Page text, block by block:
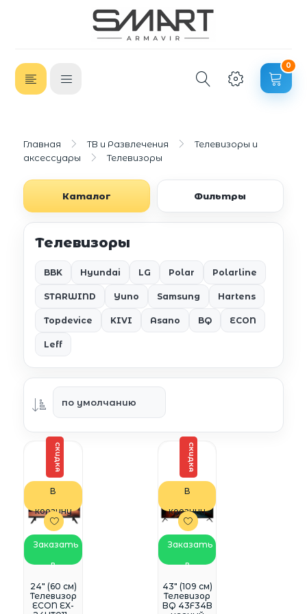
0
Главная ТВ и Развлечения
Телевизоры и
аксессуары
Телевизоры
Каталог Фильтры
Телевизоры
BBK Hyundai LG Polar Polarline
STARWIND Yuno Samsung Hartens
Topdevice KIVI Asano BQ ECON
Leff
СКИДКА
В
корзину
Заказать
в
WhatsApp
24" (60 см)
Телевизор
ECON EX-
СКИДКА
В
корзину
Заказать
в
WhatsApp
43" (109 см)
Телевизор
BQ 43F34B